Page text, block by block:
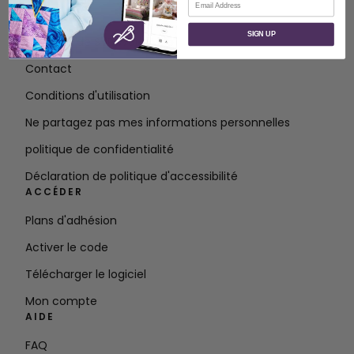
À PROPOS
À propos de SVP Worldwide
Contact
Conditions d'utilisation
Ne partagez pas mes informations personnelles
politique de confidentialité
Déclaration de politique d'accessibilité
ACCÉDER
Plans d'adhésion
Activer le code
Télécharger le logiciel
Mon compte
AIDE
FAQ
SIGN UP